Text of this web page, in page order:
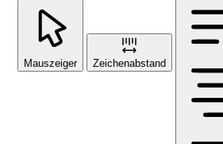
Mauszeiger Zeichenabstand